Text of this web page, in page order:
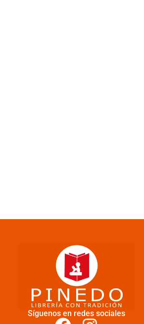
Síguenos en redes sociales